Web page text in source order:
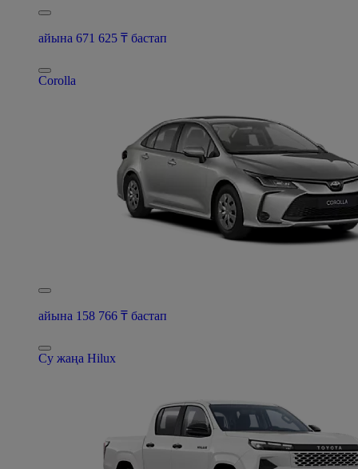
айына 671 625 ₸ бастап
Corolla
айына 158 766 ₸ бастап
Су жаңа Hilux